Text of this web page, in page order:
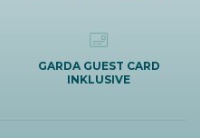
GARDA GUEST CARD
INKLUSIVE